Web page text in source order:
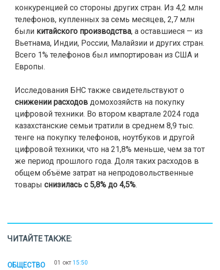
конкуренцией со стороны других стран. Из 4,2 млн
телефонов, купленных за семь месяцев, 2,7 млн
были китайского производства, а оставшиеся — из
Вьетнама, Индии, России, Малайзии и других стран.
Всего 1% телефонов был импортирован из США и
Европы.
Исследования БНС также свидетельствуют о
снижении расходов домохозяйств на покупку
цифровой техники. Во втором квартале 2024 года
казахстанские семьи тратили в среднем 8,9 тыс.
тенге на покупку телефонов, ноутбуков и другой
цифровой техники, что на 21,8% меньше, чем за тот
же период прошлого года. Доля таких расходов в
общем объёме затрат на непродовольственные
товары снизилась с 5,8% до 4,5%.
ЧИТАЙТЕ ТАКЖЕ:
ОБЩЕСТВО 01 окт 15:50